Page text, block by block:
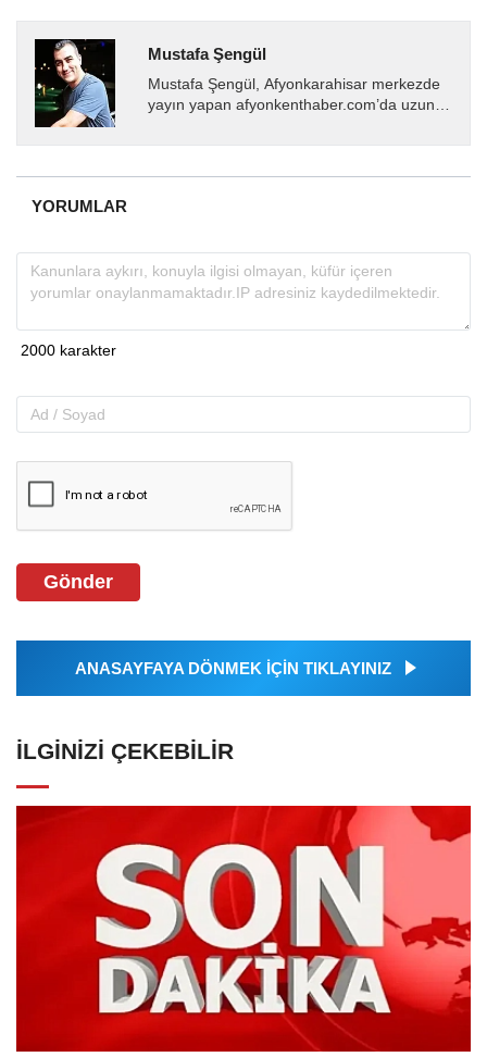
Mustafa Şengül
Mustafa Şengül, Afyonkarahisar merkezde
yayın yapan afyonkenthaber.com’da uzun
almakta, haber akışı...
YORUMLAR
Gönder
ANASAYFAYA DÖNMEK İÇİN TIKLAYINIZ
İLGINIZI ÇEKEBILIR